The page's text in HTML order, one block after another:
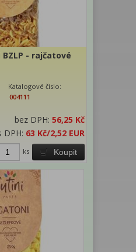
- rajčatové
Katalogové číslo:
004111
bez DPH:56,25 Kč
DPH: 63 Kč/2,52 EUR
Koupit
ks